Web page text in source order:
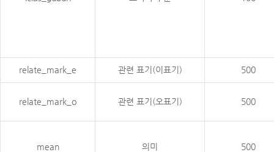
relate_mark_e 관련 표기(이표기) 500
relate_mark_o 관련 표기(오표기) 500
mean 의미 500